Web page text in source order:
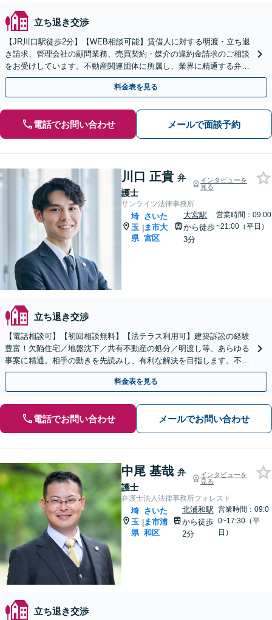
立ち退き交渉
【JR川口駅徒歩2分】【WEB相談可能】賃借人に対する明渡・立ち退
き請求、管理会社の顧問業務、売買契約・媒介の違約金請求のご相談
をお受けしています。不動産関連団体に所属し、業界に精通する弁護
士にぜひご相談ください。
料金表を見る
電話でお問い合わせ メールで面談予約
川口 正貴 弁
護士
インタビューを
見る
サンライツ法律事務所
埼
玉
県
|
さいた
ま市大
宮区
大宮駅
から徒歩
3分
営業時間：09:00
~21:00（平日）
立ち退き交渉
【電話相談可】【初回相談無料】【法テラス利用可】建築訴訟の経験
豊富！欠陥住宅／地盤沈下／共有不動産の処分／明渡し等、あらゆる
事案に精通。相手の動きを先読みし、有利な解決を目指します。不動
産会社の顧問契約もお任せ【完全個室】【大宮駅3分】
料金表を見る
電話でお問い合わせ メールでお問い合わせ
中尾 基哉 弁
護士
インタビューを
見る
弁護士法人法律事務所フォレスト
埼
玉
県
|
さいた
ま市浦
和区
北浦和駅
から徒歩
2分
営業時間：09:0
0~17:30（平
日）
立ち退き交渉